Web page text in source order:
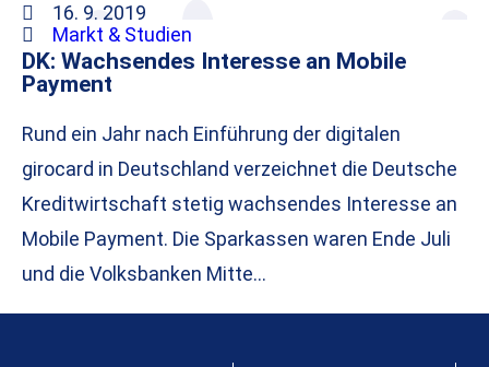
16. 9. 2019
Markt & Studien
DK: Wachsendes Interesse an Mobile
Payment
Rund ein Jahr nach Einführung der digitalen
girocard in Deutschland verzeichnet die Deutsche
Kreditwirtschaft stetig wachsendes Interesse an
Mobile Payment. Die Sparkassen waren Ende Juli
und die Volksbanken Mitte…